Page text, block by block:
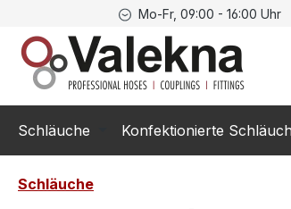
Zur Hauptnavigation springen
Mo-Fr, 09:00 - 16:00 Uhr
Schläuche Konfektionierte
Schläuche